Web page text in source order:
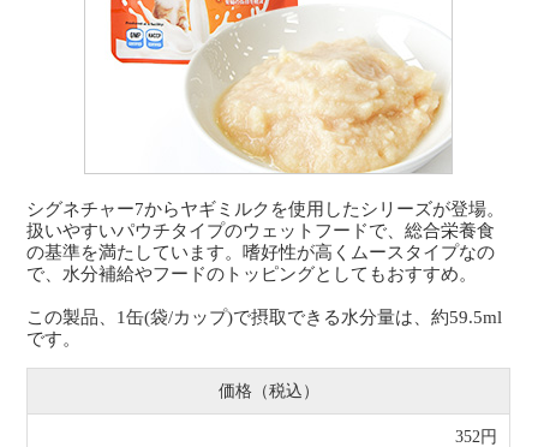
シグネチャー7からヤギミルクを使用したシリーズが登場。
扱いやすいパウチタイプのウェットフードで、総合栄養食
の基準を満たしています。嗜好性が高くムースタイプなの
で、水分補給やフードのトッピングとしてもおすすめ。
この製品、1缶(袋/カップ)で摂取できる水分量は、約59.5ml
です。
価格（税込）
352円